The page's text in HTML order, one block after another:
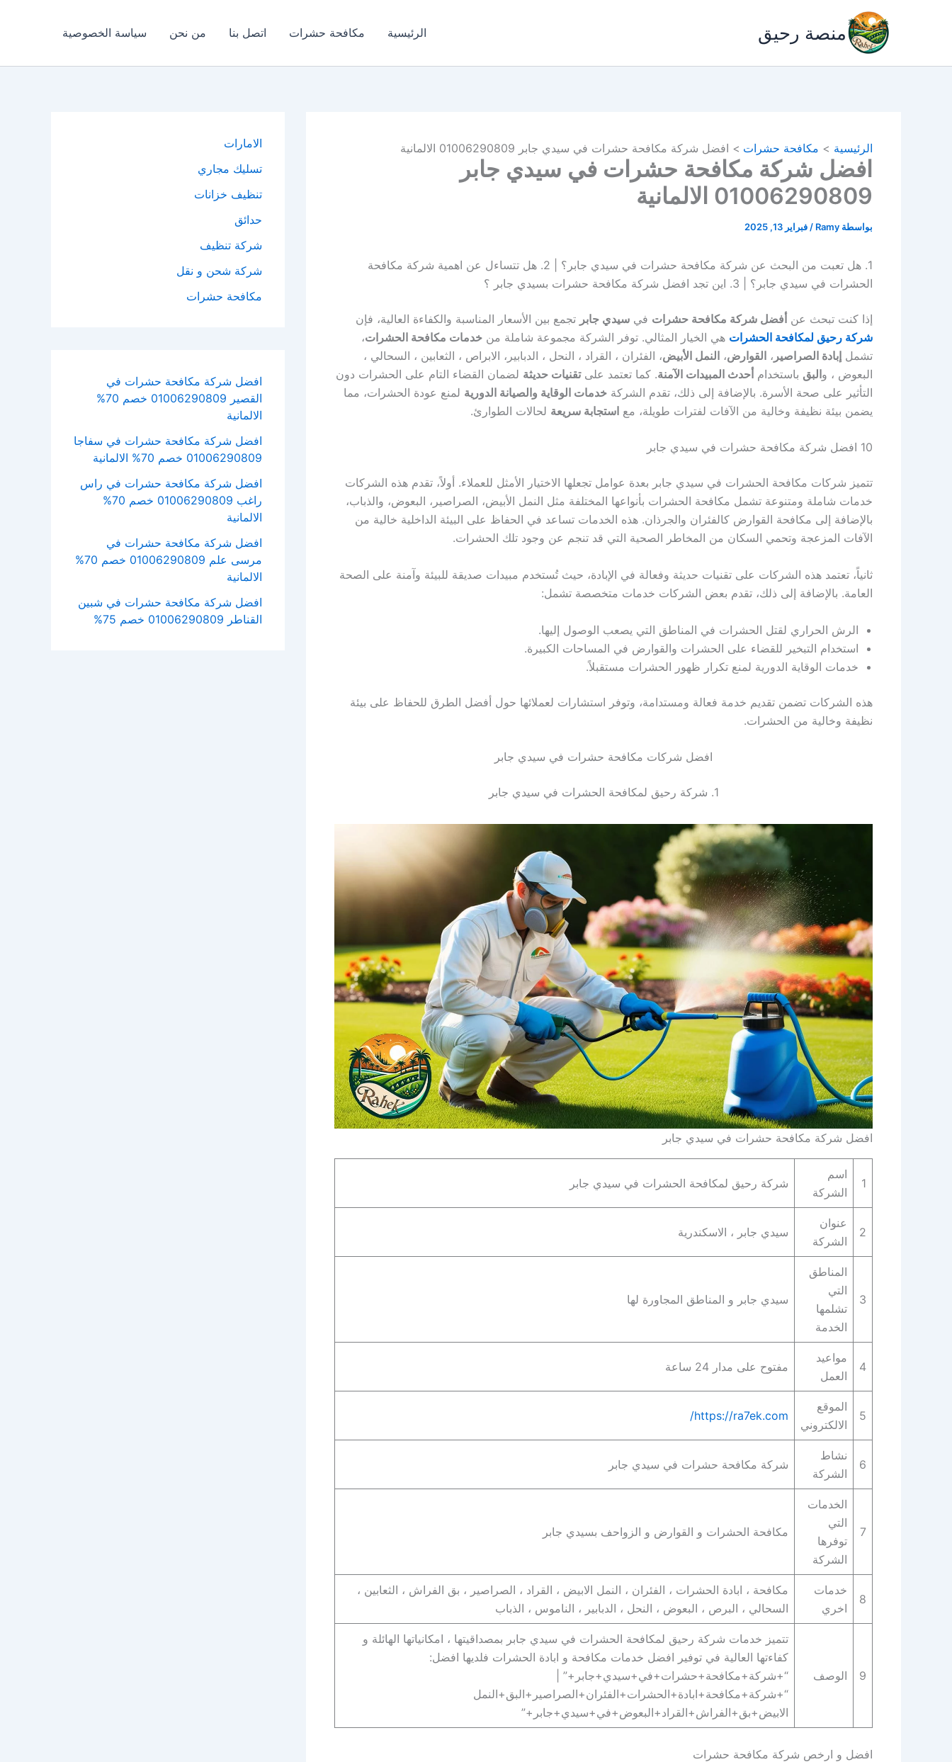
منصة رحيق الرئيسية مكافحة حشرات اتصل بنا من نحن سياسة الخصوصية
الرئيسية مكافحة حشرات افضل شركة مكافحة حشرات في سيدي جابر 01006290809 الالمانية
افضل شركة مكافحة حشرات في سيدي جابر
01006290809 الالمانية
بواسطة Ramy
/ فبراير 13, 2025
1. هل تعبت من البحث عن شركة مكافحة حشرات في سيدي جابر؟ | 2. هل تتساءل عن اهمية شركة مكافحة
الحشرات في سيدي جابر؟ | 3. اين تجد افضل شركة مكافحة حشرات بسيدي جابر ؟
إذا كنت تبحث عن أفضل شركة مكافحة حشرات في سيدي جابر تجمع بين الأسعار المناسبة والكفاءة العالية، فإن
شركة رحيق لمكافحة الحشرات هي الخيار المثالي. توفر الشركة مجموعة شاملة من خدمات مكافحة الحشرات،
تشمل إبادة الصراصير ، القوارض، النمل الأبيض، الفئران ، القراد ، النحل ، الدبابير، الابراص ، الثعابين ، السحالي ،
البعوض ، والبق باستخدام أحدث المبيدات الآمنة. كما تعتمد علىتقنيات حديثة لضمان القضاء التام على الحشرات دون
التأثير على صحة الأسرة. بالإضافة إلى ذلك، تقدم الشركة خدمات الوقاية والصيانة الدورية لمنع عودة الحشرات، مما
يضمن بيئة نظيفة وخالية من الآفات لفترات طويلة، مع استجابة سريعة لحالات الطوارئ.
10 افضل شركة مكافحة حشرات في سيدي جابر
تتميز شركات مكافحة الحشرات في سيدي جابر بعدة عوامل تجعلها الاختيار الأمثل للعملاء. أولاً، تقدم هذه الشركات
خدمات شاملة ومتنوعة تشمل مكافحة الحشرات بأنواعها المختلفة مثل النمل الأبيض، الصراصير، البعوض، والذباب،
بالإضافة إلى مكافحة القوارض كالفئران والجرذان. هذه الخدمات تساعد في الحفاظ على البيئة الداخلية خالية من
الآفات المزعجة وتحمي السكان من المخاطر الصحية التي قد تنجم عن وجود تلك الحشرات.
ثانياً، تعتمد هذه الشركات على تقنيات حديثة وفعالة في الإبادة، حيث تُستخدم مبيدات صديقة للبيئة وآمنة على الصحة
العامة. بالإضافة إلى ذلك، تقدم بعض الشركات خدمات متخصصة تشمل:
الرش الحراري لقتل الحشرات في المناطق التي يصعب الوصول إليها.
استخدام التبخير للقضاء على الحشرات والقوارض في المساحات الكبيرة.
خدمات الوقاية الدورية لمنع تكرار ظهور الحشرات مستقبلاً.
هذه الشركات تضمن تقديم خدمة فعالة ومستدامة، وتوفر استشارات لعملائها حول أفضل الطرق للحفاظ على بيئة
نظيفة وخالية من الحشرات.
افضل شركات مكافحة حشرات في سيدي جابر
1. شركة رحيق لمكافحة الحشرات في سيدي جابر
افضل شركة مكافحة حشرات في سيدي جابر
1
اسم
الشركة
شركة رحيق لمكافحة الحشرات في سيدي جابر
2
عنوان
الشركة
سيدي جابر ، الاسكندرية
3
المناطق
التي
تشلمها
الخدمة
سيدي جابر و المناطق المجاورة لها
4
مواعيد
العمل
مفتوح على مدار 24 ساعة
5
الموقع
الالكتروني
https://ra7ek.com/
6
نشاط
الشركة
شركة مكافحة حشرات في سيدي جابر
7
الخدمات
التي
توفرها
الشركة
مكافحة الحشرات و القوارض و الزواحف بسيدي جابر
8
خدمات
اخري
مكافحة ، ابادة الحشرات ، الفئران ، النمل الابيض ، القراد ، الصراصير ، بق الفراش ، الثعابين ،
السحالي ، البرص ، البعوض ، النحل ، الدبابير ، الناموس ، الذباب
9 الوصف
تتميز خدمات شركة رحيق لمكافحة الحشرات في سيدي جابر بمصداقيتها ، امكانياتها الهائلة و
كفاءتها العالية في توفير افضل خدمات مكافحة و ابادة الحشرات فلديها افضل:
“+شركة+مكافحة+حشرات+في+سيدي+جابر+” |
“+شركة+مكافحة+ابادة+الحشرات+الفئران+الصراصير+البق+النمل
الابيض+بق+الفراش+القراد+البعوض+في+سيدي+جابر+”
افضل و ارخص شركة مكافحة حشرات
الامارات
تسليك مجاري
تنظيف خزانات
حدائق
شركة تنظيف
شركة شحن و نقل
مكافحة حشرات
افضل شركة مكافحة حشرات في
القصير 01006290809 خصم 70%
الالمانية
افضل شركة مكافحة حشرات في سفاجا
01006290809 خصم 70% الالمانية
افضل شركة مكافحة حشرات في راس
راغب 01006290809 خصم 70%
الالمانية
افضل شركة مكافحة حشرات في
مرسى علم 01006290809 خصم 70%
الالمانية
افضل شركة مكافحة حشرات في شبين
القناطر 01006290809 خصم 75%